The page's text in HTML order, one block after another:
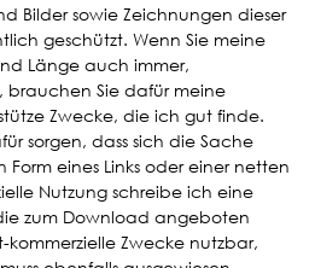
Bilder sowie Zeichnungen dieser
geschützt. Wenn Sie meine
Länge auch immer,
Sie dafür meine
Zwecke, die ich gut finde.
sorgen, dass sich die Sache
Form eines Links oder einer netten
Nutzung schreibe ich eine
zum Download angeboten
Zwecke nutzbar,